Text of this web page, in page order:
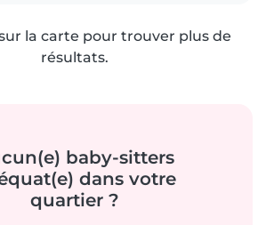
la carte pour trouver plus de
résultats.
baby-sitters
dans votre
quartier ?